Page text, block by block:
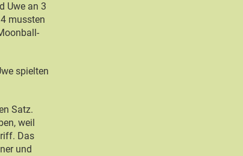
Uwe an 3
mussten
spielten
Satz.
weil
Das
und